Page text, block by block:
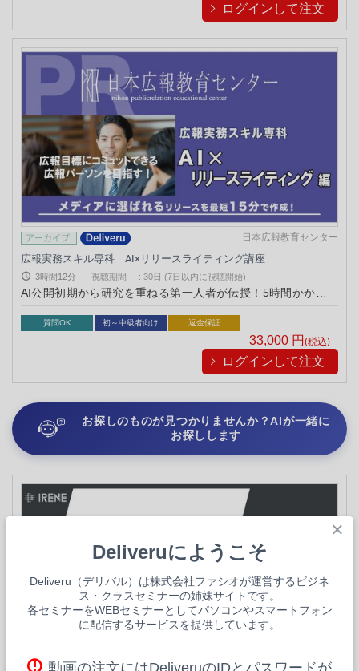
ログインして注文
日本広報教育センター
広報実務スキル専科 AI×リリースライティング講座
3時間12分 視聴期間 : 30日 (7日以内に視聴開始)
AI公開初期から研究を重ねる第一人者が伝授！5時間かかるプ
次々と獲得したロジカルな最新AI活用術。驚異の成果を生む最
質問OK 初～中級者向け 返金保証
33,000 円(税込)
ログインして注文
お探しのものが見つかりませんか？AIが一緒に
お探しします
×
Deliveruにようこそ
Deliveru（デリバル）は株式会社ファシオが運営するビジネ
ス・クラスセミナーの姉妹サイトです。
各セミナーをWEBセミナーとしてパソコンやスマートフォン
に配信するサービスを提供しています。
動画の注文にはDeliveruのIDとパスワードが